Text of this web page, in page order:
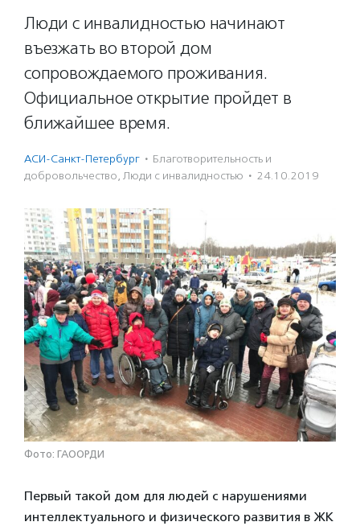
Люди с инвалидностью начинают
въезжать во второй дом
сопровождаемого проживания.
Официальное открытие пройдет в
ближайшее время.
АСИ-Санкт-Петербург · Благотвори­тель­ность и
доброволь­чест­во, Люди с инвалидностью · 24.10.2019
Фото: ГАООРДИ
Первый такой дом для людей с нарушениями
интеллектуального и физического развития в ЖК